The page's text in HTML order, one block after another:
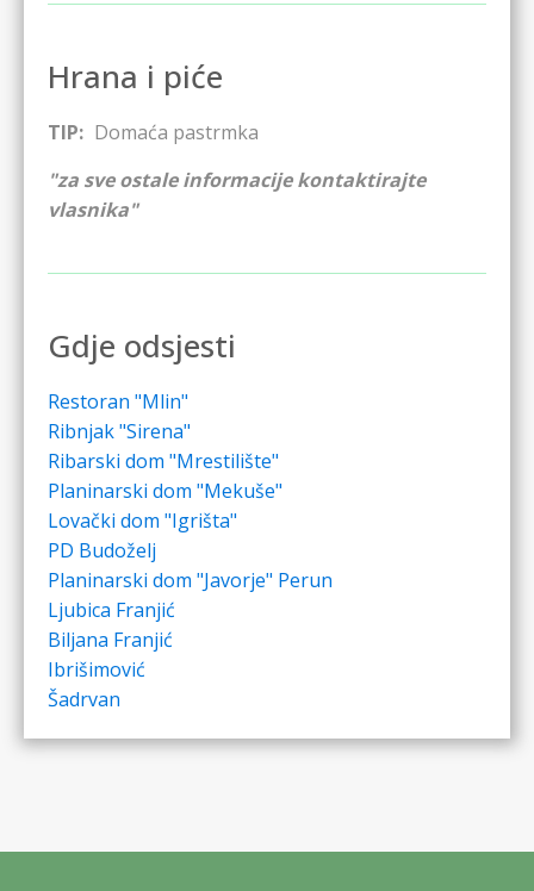
Hrana i piće
TIP: Domaća pastrmka
"za sve ostale informacije kontaktirajte
vlasnika"
Gdje odsjesti
Restoran "Mlin"
Ribnjak "Sirena"
Ribarski dom "Mrestilište"
Planinarski dom "Mekuše"
Lovački dom "Igrišta"
PD Budoželj
Planinarski dom "Javorje" Perun
Ljubica Franjić
Biljana Franjić
Ibrišimović
Šadrvan